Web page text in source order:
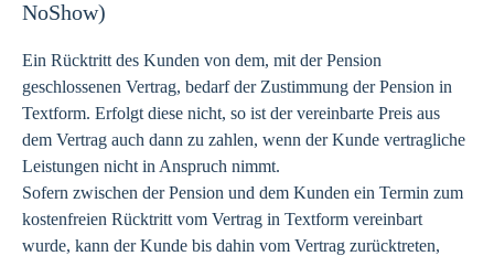
NoShow)
Ein Rücktritt des Kunden von dem, mit der Pension
geschlossenen Vertrag, bedarf der Zustimmung der Pension in
Textform. Erfolgt diese nicht, so ist der vereinbarte Preis aus
dem Vertrag auch dann zu zahlen, wenn der Kunde vertragliche
Leistungen nicht in Anspruch nimmt.
Sofern zwischen der Pension und dem Kunden ein Termin zum
kostenfreien Rücktritt vom Vertrag in Textform vereinbart
wurde, kann der Kunde bis dahin vom Vertrag zurücktreten,